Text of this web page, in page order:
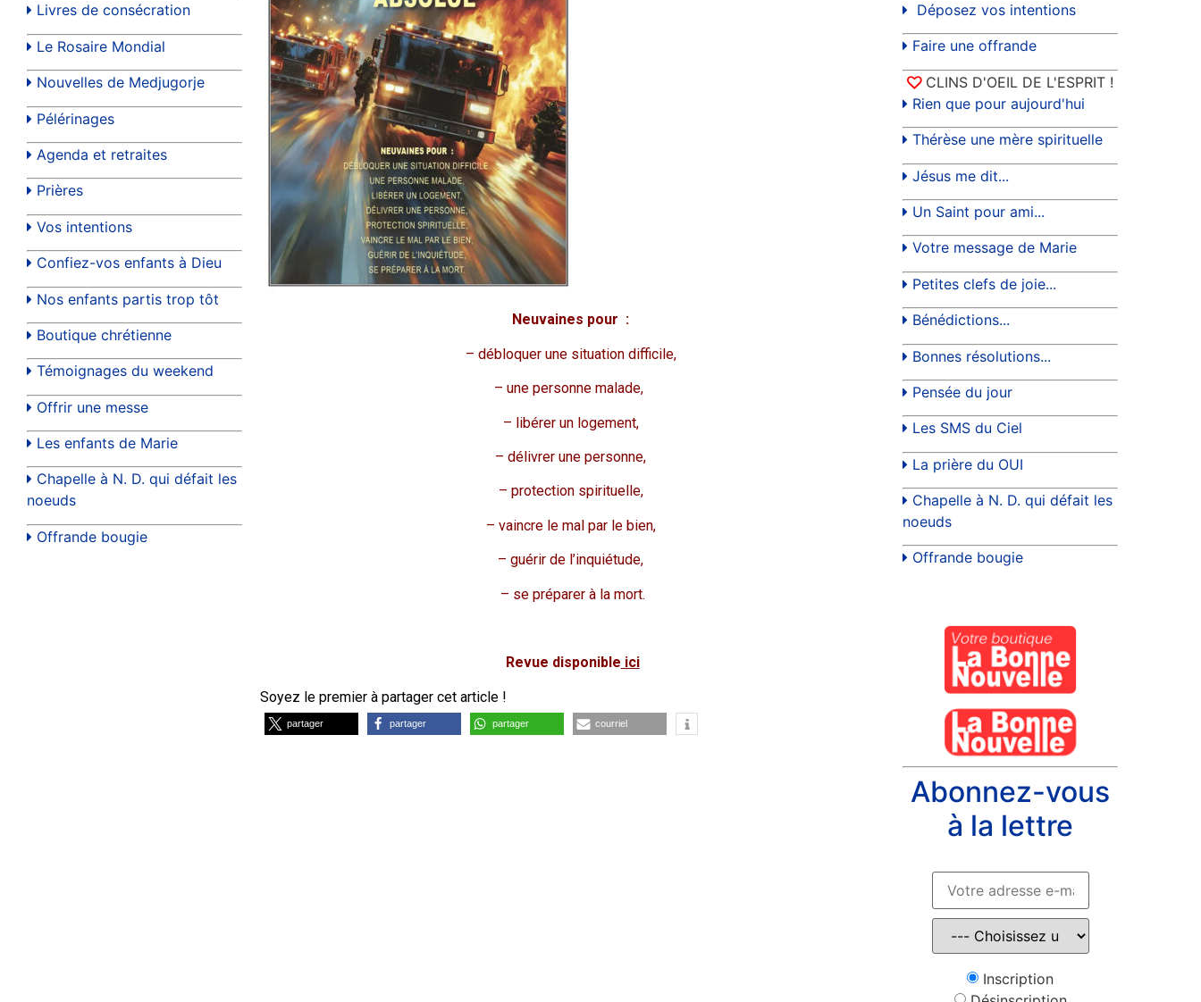
Livres de consécration
Le Rosaire Mondial
Nouvelles de Medjugorje
Pélérinages
Agenda et retraites
Prières
Vos intentions
Confiez-vos enfants à Dieu
Nos enfants partis trop tôt
Boutique chrétienne
Témoignages du weekend
Offrir une messe
Les enfants de Marie
Chapelle à N. D. qui défait les
noeuds
Offrande bougie
Neuvaines pour :
– débloquer une situation difficile,
– une personne malade,
– libérer un logement,
– délivrer une personne,
– protection spirituelle,
– vaincre le mal par le bien,
– guérir de l’inquiétude,
– se préparer à la mort.
Revue disponible ici
Soyez le premier à partager cet article !
partager partager partager courriel
Déposez vos intentions
Faire une offrande
CLINS D'OEIL DE L'ESPRIT !
Rien que pour aujourd'hui
Thérèse une mère spirituelle
Jésus me dit...
Un Saint pour ami...
Votre message de Marie
Petites clefs de joie...
Bénédictions...
Bonnes résolutions...
Pensée du jour
Les SMS du Ciel
La prière du OUI
Chapelle à N. D. qui défait les
noeuds
Offrande bougie
Abonnez-vous
à la lettre
Inscription